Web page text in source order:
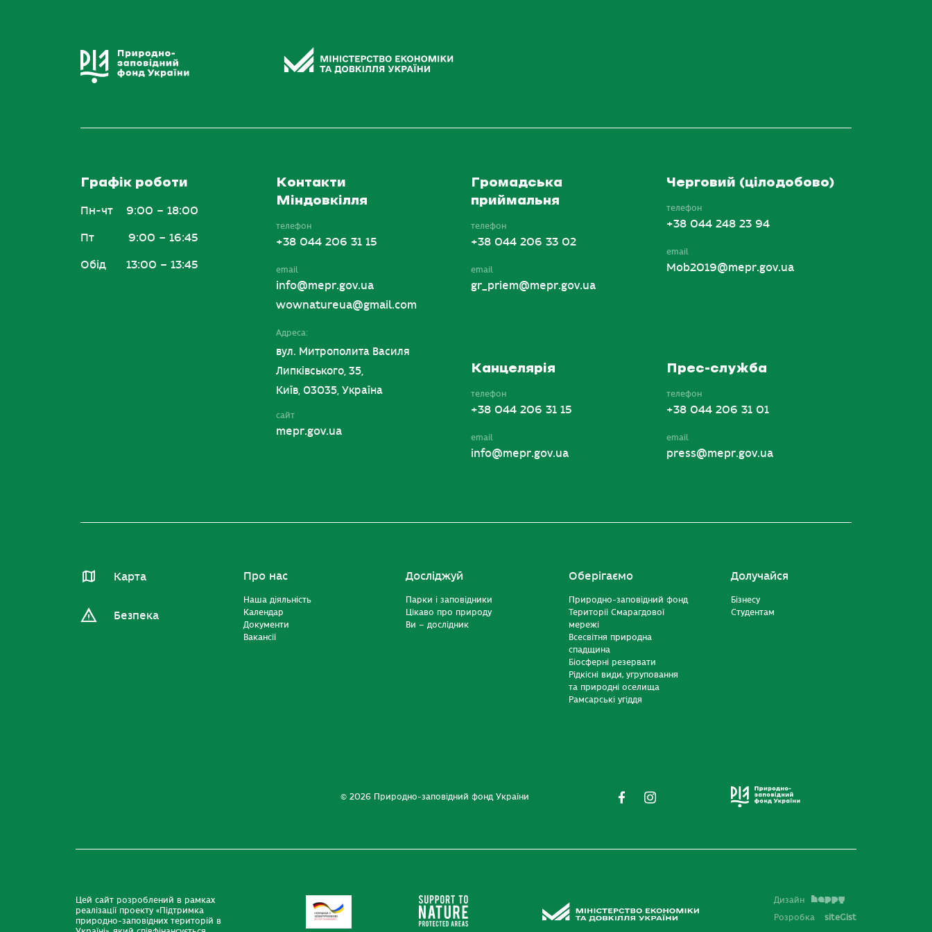
Графік роботи
Пн-чт 9:00 – 18:00
Пт 9:00 – 16:45
Обід 13:00 – 13:45
Контакти
Міндовкілля
телефон
+38 044 206 31 15
email
info@mepr.gov.ua
wownatureua@gmail.com
Адреса:
вул. Митрополита Василя
Липківського, 35,
Київ, 03035, Україна
сайт
mepr.gov.ua
Громадська
приймальня
телефон
+38 044 206 33 02
email
gr_priem@mepr.gov.ua
Канцелярія
телефон
+38 044 206 31 15
email
info@mepr.gov.ua
Черговий (цілодобово)
телефон
+38 044 248 23 94
email
Mob2019@mepr.gov.ua
Прес-служба
телефон
+38 044 206 31 01
email
press@mepr.gov.ua
Карта
Безпека
Про нас
Наша діяльність
Календар
Документи
Вакансії
Досліджуй
Парки і заповідники
Цікаво про природу
Ви – дослідник
Оберігаємо
Природно-заповідний фонд
Території Смарагдової
мережі
Всесвітня природна
спадщина
Біосферні резервати
Рідкісні види, угруповання
та природні оселища
Рамсарські угіддя
Долучайся
Бізнесу
Студентам
© 2026 Природно-заповідний фонд України
Цей сайт розроблений в рамках
реалізації проекту «Підтримка
природно-заповідних територій в
Дизайн
Розробка
siteGist